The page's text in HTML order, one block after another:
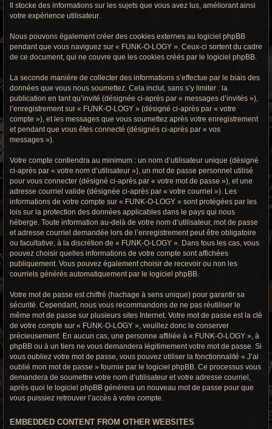
Il stocke des informations sur les sujets que vous avez lus, améliorant ainsi
votre expérience utilisateur.
Nous pouvons également créer des cookies externes au logiciel phpBB
pendant que vous naviguez sur « FUNK-O-LOGY ». Ceux-ci sortent du cadre
de ce document, qui ne couvre que les cookies créés par le logiciel phpBB.
La seconde manière de collecter des informations s’effectue par le biais des
données que vous nous soumettez. Cela inclut, sans s’y limiter : la
publication en tant qu’invité (désignée ci-après par « messages d’invités »),
l’enregistrement sur « FUNK-O-LOGY » (désigné ci-après par « votre
compte »), et les messages que vous soumettez après votre enregistrement
et pendant que vous êtes connecté (désignés ci-après par « vos
messages »).
Votre compte contiendra au minimum : un nom d’utilisateur unique (désigné
ci-après par « votre nom d’utilisateur »), un mot de passe personnel utilisé
pour vous connecter (désigné ci-après par « votre mot de passe »), et une
adresse courriel valide (désignée ci-après par « votre courriel »). Les
informations de votre compte sur « FUNK-O-LOGY » sont protégées par les
lois sur la protection des données applicables dans le pays qui nous
héberge. Toute information au-delà de votre nom d’utilisateur, mot de passe
et adresse courriel demandée lors de l’enregistrement peut être obligatoire
ou facultative, à la discrétion de « FUNK-O-LOGY ». Dans tous les cas, vous
pouvez choisir quelles informations de votre compte sont affichées
publiquement. Vous pouvez également choisir de recevoir ou non les
courriels générés automatiquement par le logiciel phpBB.
Votre mot de passe est chiffré (hachage à sens unique) pour garantir sa
sécurité. Cependant, nous vous recommandons de ne pas réutiliser le
même mot de passe sur plusieurs sites Internet. Votre mot de passe est la clé
de votre compte sur « FUNK-O-LOGY », veuillez donc le conserver
précieusement. En aucun cas, une personne affiliée à « FUNK-O-LOGY », à
phpBB ou à un tiers ne vous demandera légitimement votre mot de passe. Si
vous oubliez votre mot de passe, vous pouvez utiliser la fonctionnalité « J’ai
oublié mon mot de passe » fournie par le logiciel phpBB. Ce processus vous
demandera de soumettre votre nom d’utilisateur et votre adresse courriel,
après quoi le logiciel phpBB générera un nouveau mot de passe pour que
vous puissiez retrouver l’accès à votre compte.
EMBEDDED CONTENT FROM OTHER WEBSITES